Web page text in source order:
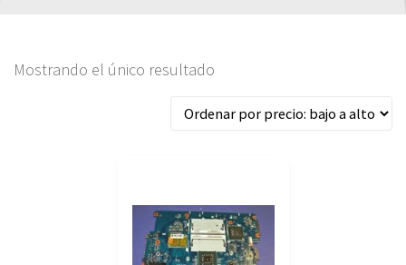
Mostrando el único resultado